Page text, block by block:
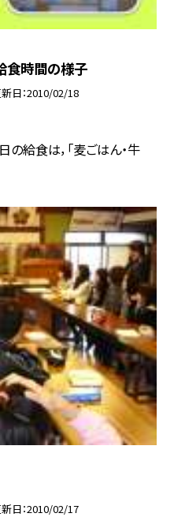
食時間の様子
日 2010/02/18
給食は，「麦ごはん・牛
日 2010/02/17